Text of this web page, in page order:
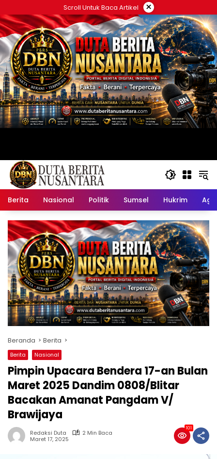
ke
konten
Scroll Untuk Baca Artikel ×
Berita Nasional Politik Sumsel Hukrim
Beranda Berita
Berita Nasional
Pimpin Upacara Bendera 17-an Bulan
Maret 2025 Dandim 0808/Blitar
Bacakan Amanat Pangdam V/
Brawijaya
Redaksi Duta
2 Min Baca
Maret 17, 2025
101